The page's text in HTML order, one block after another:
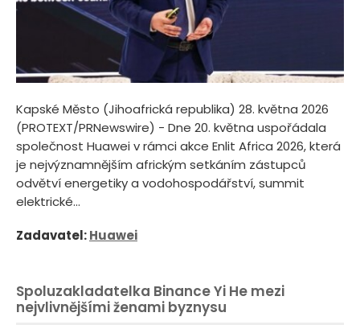
Kapské Město (Jihoafrická republika) 28. května 2026
(PROTEXT/PRNewswire) - Dne 20. května uspořádala
společnost Huawei v rámci akce Enlit Africa 2026, která
je nejvýznamnějším africkým setkáním zástupců
odvětví energetiky a vodohospodářství, summit
elektrické...
Zadavatel:Huawei
Spoluzakladatelka Binance Yi He mezi
nejvlivnějšími ženami byznysu